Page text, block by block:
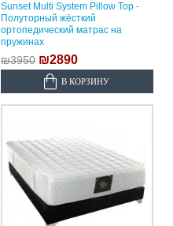
Sunset Multi System Pillow Top -
Полуторный жёсткий
ортопедический матрас на
пружинах
₪3950 ₪2890
В КОРЗИНУ